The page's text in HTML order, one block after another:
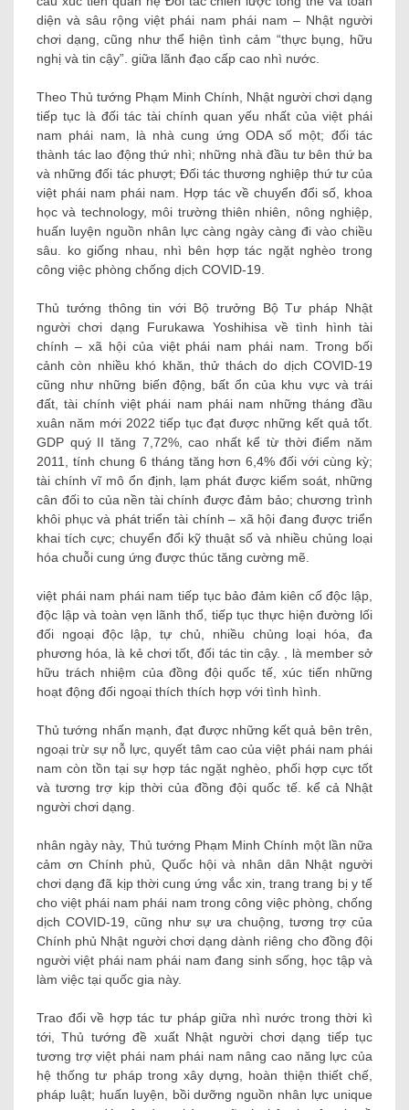
diện và sâu rộng việt phái nam phái nam – Nhật người
chơi dạng, cũng như thể hiện tình cảm “thực bụng, hữu
nghị và tin cậy”. giữa lãnh đạo cấp cao nhì nước.
Theo Thủ tướng Phạm Minh Chính, Nhật người chơi dạng
tiếp tục là đối tác tài chính quan yếu nhất của việt phái
nam phái nam, là nhà cung ứng ODA số một; đối tác
thành tác lao động thứ nhì; những nhà đầu tư bên thứ ba
và những đối tác phượt; Đối tác thương nghiệp thứ tư của
việt phái nam phái nam. Hợp tác về chuyển đổi số, khoa
học và technology, môi trường thiên nhiên, nông nghiệp,
huấn luyện nguồn nhân lực càng ngày càng đi vào chiều
sâu. ko giống nhau, nhì bên hợp tác ngặt nghèo trong
công việc phòng chống dịch COVID-19.
Thủ tướng thông tin với Bộ trưởng Bộ Tư pháp Nhật
người chơi dạng Furukawa Yoshihisa về tình hình tài
chính – xã hội của việt phái nam phái nam. Trong bối
cảnh còn nhiều khó khăn, thử thách do dịch COVID-19
cũng như những biến động, bất ổn của khu vực và trái
đất, tài chính việt phái nam phái nam những tháng đầu
xuân năm mới 2022 tiếp tục đạt được những kết quả tốt.
GDP quý II tăng 7,72%, cao nhất kể từ thời điểm năm
2011, tính chung 6 tháng tăng hơn 6,4% đối với cùng kỳ;
tài chính vĩ mô ổn định, lạm phát được kiểm soát, những
cân đối to của nền tài chính được đảm bảo; chương trình
khôi phục và phát triển tài chính – xã hội đang được triển
khai tích cực; chuyển đổi kỹ thuật số và nhiều chủng loại
hóa chuỗi cung ứng được thúc tăng cường mẽ.
việt phái nam phái nam tiếp tục bảo đảm kiên cố độc lập,
độc lập và toàn vẹn lãnh thổ, tiếp tục thực hiện đường lối
đối ngoại độc lập, tự chủ, nhiều chủng loại hóa, đa
phương hóa, là kẻ chơi tốt, đối tác tin cậy. , là member sở
hữu trách nhiệm của đồng đội quốc tế, xúc tiến những
hoạt động đối ngoại thích thích hợp với tình hình.
Thủ tướng nhấn mạnh, đạt được những kết quả bên trên,
ngoại trừ sự nỗ lực, quyết tâm cao của việt phái nam phái
nam còn tồn tại sự hợp tác ngặt nghèo, phối hợp cực tốt
và tương trợ kịp thời của đồng đội quốc tế. kể cả Nhật
người chơi dạng.
nhân ngày này, Thủ tướng Phạm Minh Chính một lần nữa
cảm ơn Chính phủ, Quốc hội và nhân dân Nhật người
chơi dạng đã kịp thời cung ứng vắc xin, trang trang bị y tế
cho việt phái nam phái nam trong công việc phòng, chống
dịch COVID-19, cũng như sự ưa chuộng, tương trợ của
Chính phủ Nhật người chơi dạng dành riêng cho đồng đội
người việt phái nam phái nam đang sinh sống, học tập và
làm việc tại quốc gia này.
Trao đổi về hợp tác tư pháp giữa nhì nước trong thời kì
tới, Thủ tướng đề xuất Nhật người chơi dạng tiếp tục
tương trợ việt phái nam phái nam nâng cao năng lực của
hệ thống tư pháp trong xây dựng, hoàn thiện thiết chế,
pháp luật; huấn luyện, bồi dưỡng nguồn nhân lực unique